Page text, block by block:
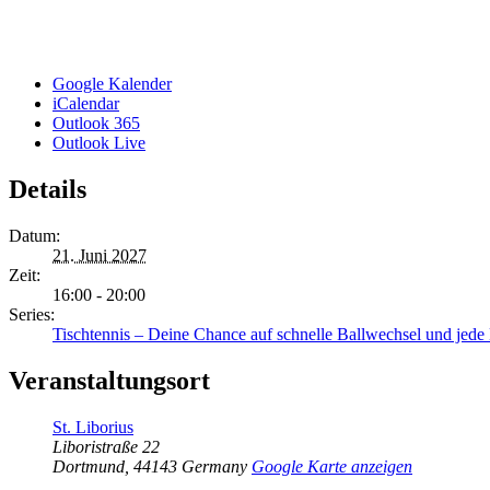
Google Kalender
iCalendar
Outlook 365
Outlook Live
Details
Datum:
21. Juni 2027
Zeit:
16:00 - 20:00
Series:
Tischtennis – Deine Chance auf schnelle Ballwechsel und jede
Veranstaltungsort
St. Liborius
Liboristraße 22
Dortmund 44143 Germany Google Karte anzeigen